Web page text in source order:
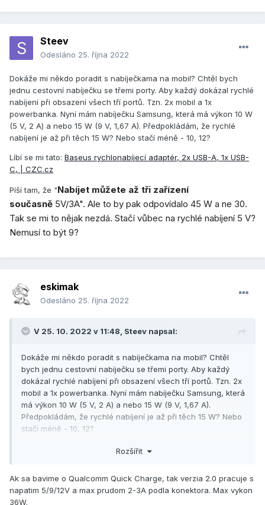
Steev
Odesláno 25. října 2022
Dokáže mi někdo poradit s nabíječkama na mobil? Chtěl bych
jednu cestovní nabíječku se třemi porty. Aby každý dokázal rychlé
nabíjení při obsazení všech tří portů. Tzn. 2x mobil a 1x
powerbanka. Nyní mám nabíječku Samsung, která má výkon 10 W
(5 V, 2 A) a nebo 15 W (9 V, 1,67 A). Předpokládám, že rychlé
nabíjení je až při těch 15 W? Nebo stačí méně - 10, 12?
Líbí se mi tato: Baseus rychlonabíjecí adaptér, 2x USB-A, 1x USB-
C, | CZC.cz
Píší tam, že "Nabíjet můžete až tři zařízení
současně 5V/3A". Ale to by pak odpovídalo 45 W a ne 30.
Tak se mi to nějak nezdá. Stačí vůbec na rychlé nabíjení 5 V?
Nemusí to být 9?
eskimak
Odesláno 25. října 2022
V 25. 10. 2022 v 11:48, Steev napsal:
Dokáže mi někdo poradit s nabíječkama na mobil? Chtěl
bych jednu cestovní nabíječku se třemi porty. Aby každý
dokázal rychlé nabíjení při obsazení všech tří portů. Tzn. 2x
mobil a 1x powerbanka. Nyní mám nabíječku Samsung, která
má výkon 10 W (5 V, 2 A) a nebo 15 W (9 V, 1,67 A).
Předpokládám, že rychlé nabíjení je až při těch 15 W? Nebo
stačí méně - 10, 12?
Baseus rychlonabíjecí adaptér, 2x USB-A, 1x
Píší tam, že "Nabíjet můžete až tři zařízení
současně 5V/3A". Ale to by pak odpovídalo 45 W a ne
Rozšířit
Ak sa bavime o Qualcomm Quick Charge, tak verzia 2.0 pracuje s
napatim 5/9/12V a max prudom 2-3A podla konektora. Max vykon
36W.